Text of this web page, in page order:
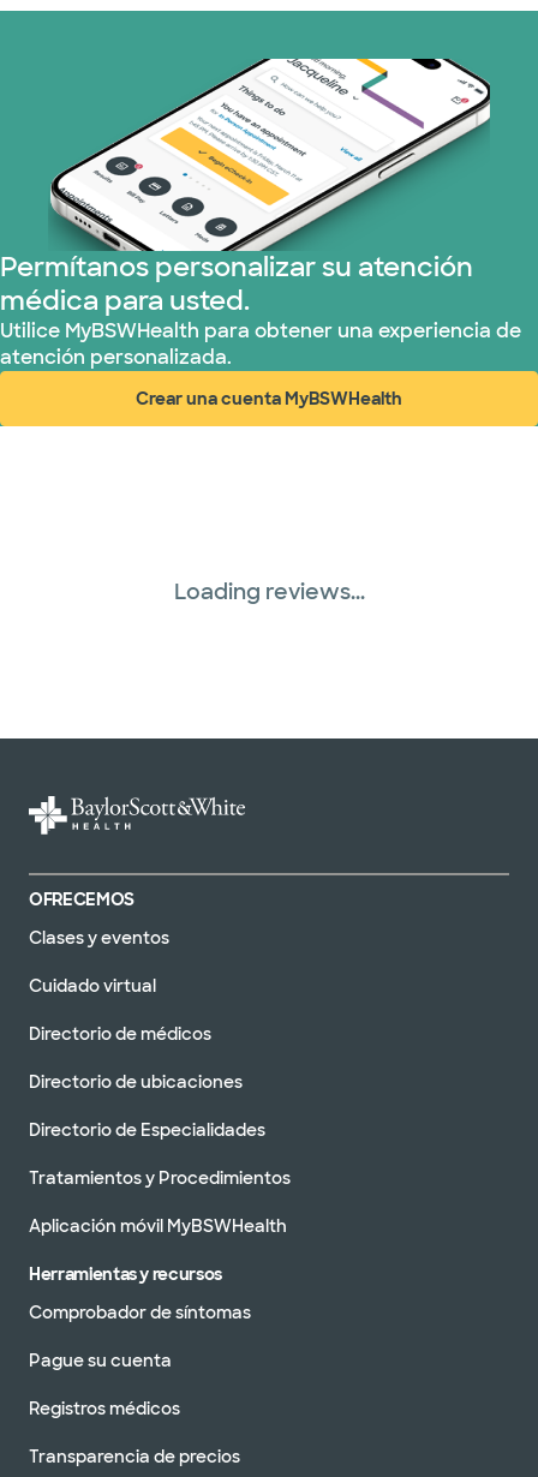
Medicare (1 planes)
Nebraska Furniture Mart (3 planes)
Red PHCS (1 planes)
Prism Electric (1 planes)
Plan de Salud Superior (17 planes)
TriWest HealthCare (1 planes)
United HealthCare (28 planes)
Permítanos personalizar su atención
médica para usted.
Utilice MyBSWHealth para obtener una experiencia de
atención personalizada.
Crear una cuenta MyBSWHealth
(abre en ventana nueva)
Loading reviews...
OFRECEMOS
Clases y eventos
Cuidado virtual
Directorio de médicos
Directorio de ubicaciones
Directorio de Especialidades
Tratamientos y Procedimientos
Aplicación móvil MyBSWHealth
Herramientas y recursos
Comprobador de síntomas
Pague su cuenta
Registros médicos
Transparencia de precios